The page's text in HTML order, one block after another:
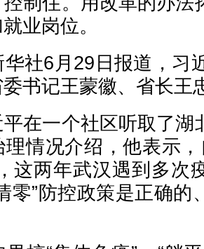
业岗位。
社6月29日报道，习
书记王蒙徽、省长王
在一个社区听取了湖
情况介绍，他表示
这两年武汉遇到多次
零”防控政策是正确的